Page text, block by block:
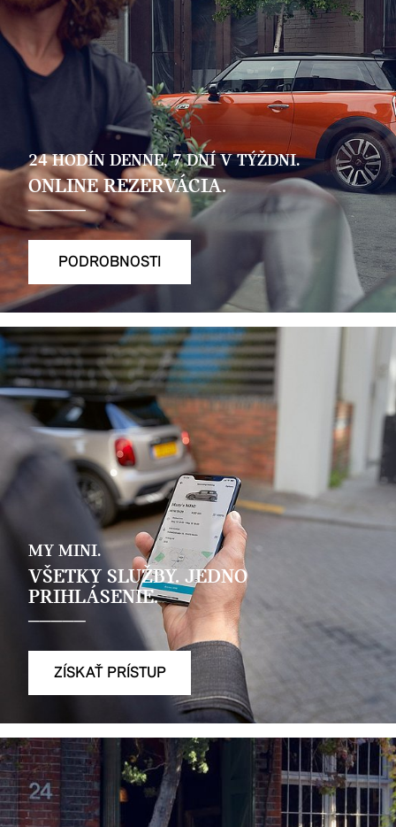
24 HODÍN DENNE, 7 DNÍ V TÝŽDNI.
ONLINE REZERVÁCIA.
PODROBNOSTI
MY MINI.
VŠETKY SLUŽBY. JEDNO
PRIHLÁSENIE.
ZÍSKAŤ PRÍSTUP